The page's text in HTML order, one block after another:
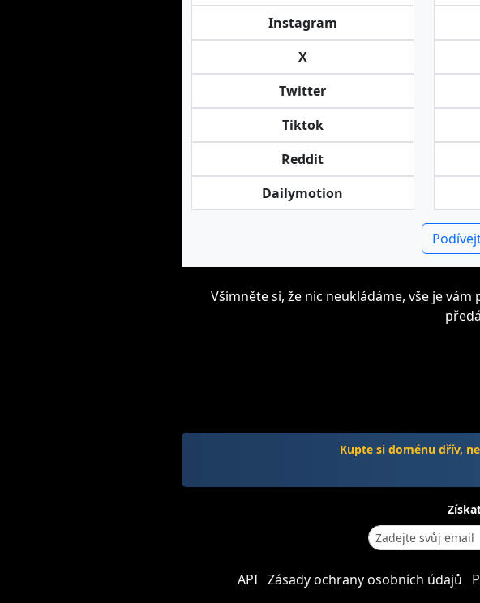
Instagram
X
Twitter
Tiktok
Reddit
Dailymotion
Všimněte si, že nic neukládáme, vše je
Kupte si doménu dřív,
API Zásady ochrany osobních údajů